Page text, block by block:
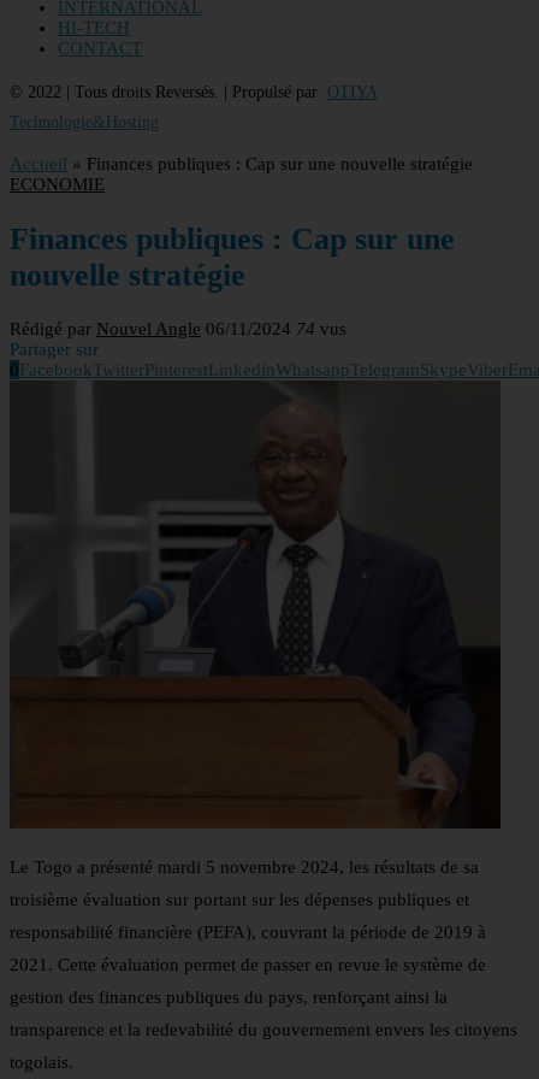
INTERNATIONAL
HI-TECH
CONTACT
© 2022 | Tous droits Reversés. | Propulsé par OTIYA
Technologie&Hosting
Accueil » Finances publiques : Cap sur une nouvelle stratégie
ECONOMIE
Finances publiques : Cap sur une
nouvelle stratégie
Rédigé par Nouvel Angle 06/11/2024 74 vus
Partager sur
0FacebookTwitterPinterestLinkedinWhatsappTelegramSkypeViber
Le Togo a présenté mardi 5 novembre 2024, les résultats de sa
troisième évaluation sur portant sur les dépenses publiques et
responsabilité financière (PEFA), couvrant la période de 2019 à
2021. Cette évaluation permet de passer en revue le système de
gestion des finances publiques du pays, renforçant ainsi la
transparence et la redevabilité du gouvernement envers les citoyens
togolais.